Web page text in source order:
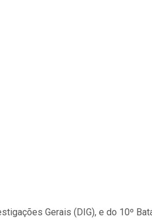
Gerais (DIG), e do 10º